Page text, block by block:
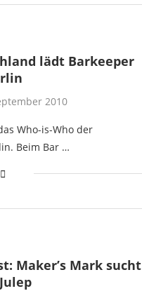
lädt Barkeeper
2010
Who-is-Who der
Beim Bar …
Maker’s Mark sucht